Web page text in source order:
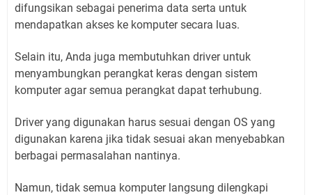
difungsikan sebagai penerima data serta untuk
mendapatkan akses ke komputer secara luas.
Selain itu, Anda juga membutuhkan driver untuk
menyambungkan perangkat keras dengan sistem
komputer agar semua perangkat dapat terhubung.
Driver yang digunakan harus sesuai dengan OS yang
digunakan karena jika tidak sesuai akan menyebabkan
berbagai permasalahan nantinya.
Namun, tidak semua komputer langsung dilengkapi